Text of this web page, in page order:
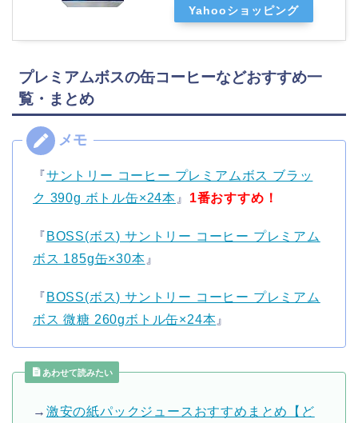
Yahooショッピング
プレミアムボスの缶コーヒーなどおすすめ一
覧・まとめ
『サントリー コーヒー プレミアムボス ブラッ
ク 390g ボトル缶×24本 』 1番おすすめ！
『 BOSS(ボス) サントリー コーヒー プレミアム
ボス 185g缶×30本 』
『 BOSS(ボス) サントリー コーヒー プレミアム
ボス 微糖 260gボトル缶×24本 』
あわせて読みたい
→ 激安の紙パックジュースおすすめまとめ【ど